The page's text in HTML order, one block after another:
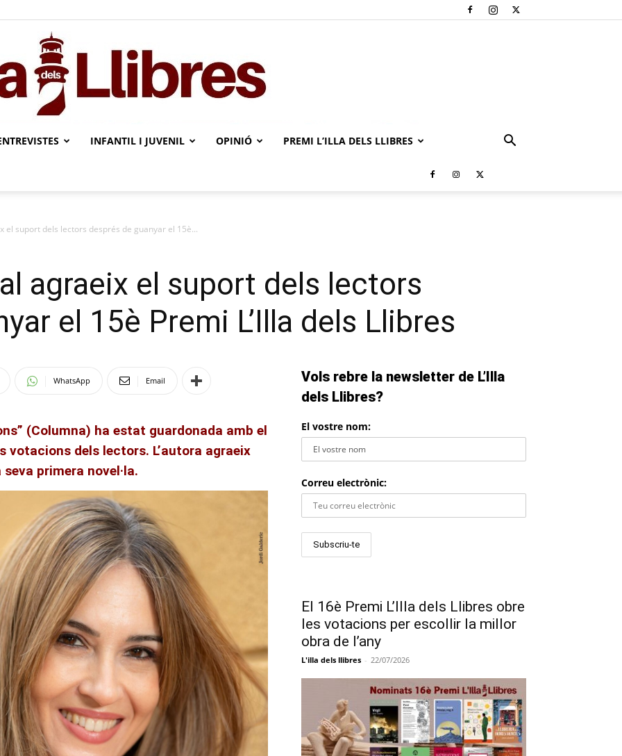
INFANTIL I JUVENIL OPINIÓ PREMI L’ILLA DELS LLIBRES
el suport dels lectors després de guanyar el 15è...
agraeix el suport dels lectors
el 15è Premi L’Illa dels Llibres
WhatsApp Email
(Columna) ha estat guardonada amb el
votacions dels lectors. L’autora agraeix
primera novel·la.
Vols rebre la newsletter de L’Illa
dels Llibres?
El vostre nom:
Correu electrònic:
El 16è Premi L’Illa dels Llibres obre
les votacions per escollir la millor
obra de l’any
L'illa dels llibres - 22/07/2026